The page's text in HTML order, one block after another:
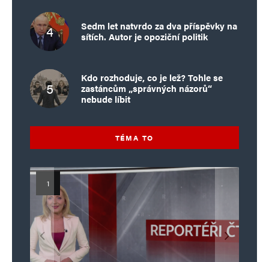
Sedm let natvrdo za dva příspěvky na
sítích. Autor je opoziční politik
Kdo rozhoduje, co je lež? Tohle se
zastáncům „správných názorů“
nebude líbit
TÉMA TO
Islamistický teror v EU, 6. díl:
Brutální poprava 85letého
katolického kněze Jacquese
Islamistický teror v EU, 5. díl:
Krvavé oslavy pádu Bastily
Mýty o Václavu Klausovi:
Pivo, jazz, hádky, loajalita
i humor. Jakl boří legendy
Vymíráme a politici lžou:
porodnost nezachrání
dotace, byty ani zkrácené
Pim Fortuyn: Muž, který se